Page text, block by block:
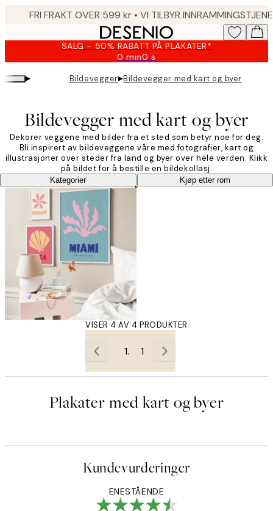
SALG - 50% RABATT PÅ PLAKATER*
0 min0 s
Gyldig
til
og
08-
09
▸ Bildevegger▸Bildevegger med kart og byer
Bildevegger med kart og byer
Dekorer veggene med bilder fra et sted som betyr noe for deg.
Bli inspirert av bildeveggene våre med fotografier, kart og
illustrasjoner over steder fra land og byer over hele verden. Klikk
på bildet for å bestille en bildekollasj.
Kategorier Kjøp etter rom
VISER 4 AV 4 PRODUKTER
1
Plakater med kart og byer
Kundevurderinger
ENESTÅENDE